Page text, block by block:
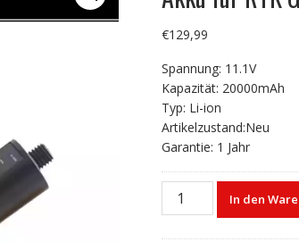
€129,99
Spannung: 11.1V
Kapazität: 20000mAh
Typ: Li-ion
Artikelzustand:Neu
Garantie: 1 Jahr
Akku
In den